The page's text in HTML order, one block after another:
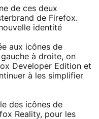
de ces deux
de Firefox.
identité
aux icônes de
à droite, on
Developer Edition et
à les simplifier
des icônes de
Reality, pour les